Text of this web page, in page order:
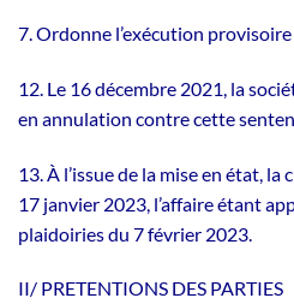
7. Ordonne l’exécution provisoire
12. Le 16 décembre 2021, la
en annulation contre cette
13. À l’issue de la mise en état,
17 janvier 2023, l’affaire étant
plaidoiries du 7 février 2023.
II/ PRETENTIONS DES PARTIES